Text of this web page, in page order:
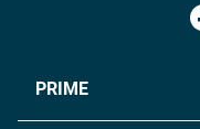
PRIME